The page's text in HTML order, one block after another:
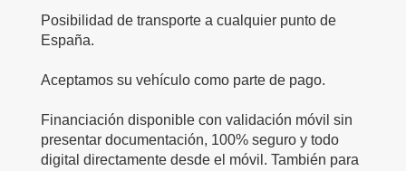
Posibilidad de transporte a cualquier punto de
España.
Aceptamos su vehículo como parte de pago.
Financiación disponible con validación móvil sin
presentar documentación, 100% seguro y todo
digital directamente desde el móvil. También para